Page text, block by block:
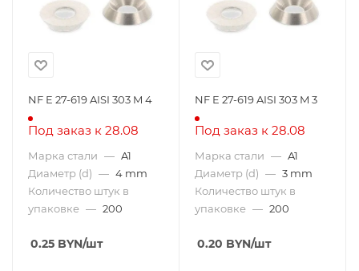
NF E 27-619 AISI 303 M 4
Под заказ к 28.08
Марка стали — A1
Диаметр (d) — 4 mm
Количество штук в
упаковке — 200
0.25 BYN/шт
NF E 27-619 AISI 303 M 3
Под заказ к 28.08
Марка стали — A1
Диаметр (d) — 3 mm
Количество штук в
упаковке — 200
0.20 BYN/шт